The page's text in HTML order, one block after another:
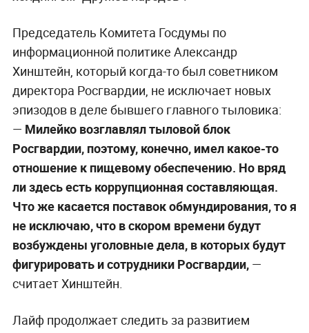
Председатель Комитета Госдумы по
информационной политике Александр
Хинштейн, который когда-то был советником
директора Росгвардии, не исключает новых
эпизодов в деле бывшего главного тыловика:
— Милейко возглавлял тыловой блок
Росгвардии, поэтому, конечно, имел какое-то
отношение к пищевому обеспечению. Но вряд
ли здесь есть коррупционная составляющая.
Что же касается поставок обмундирования, то я
не исключаю, что в скором времени будут
возбуждены уголовные дела, в которых будут
фигурировать и сотрудники Росгвардии,—
считает Хинштейн.
Лайф продолжает следить за развитием